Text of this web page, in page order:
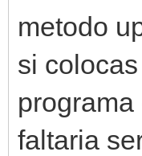
metodo
si
faltaria